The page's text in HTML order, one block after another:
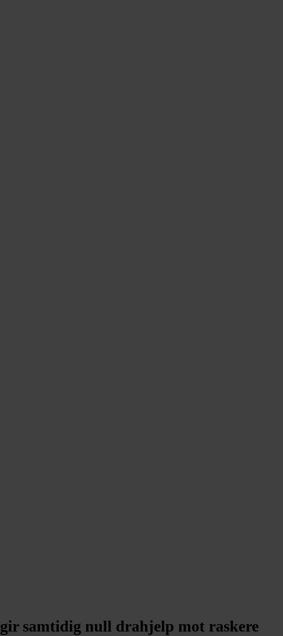
samtidig null drahjelp mot raskere